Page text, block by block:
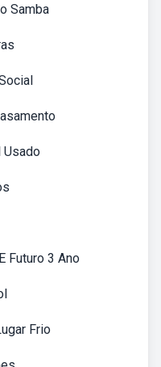
Samba
Usado
Futuro 3 Ano
Frio